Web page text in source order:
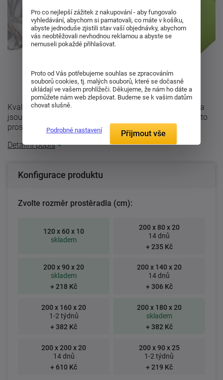
Kvalitní jersey prostěradlo kiwi barvy. Jersey prostěradla
jsou napínací, opatřena gumou v tunýlku.K výrobě těchto
prostěradel je používána ...
Detailní popis
Konfigurace produktu
Zvolte rozměr prostěradla (cm):
120 x 60 x 10
skladem
200 x 80 x 20
14 dnů
+ 235 Kč
200 x 90 x 20
skladem
+ 218 Kč
200 x 140 x 20
14 dnů
+ 306 Kč
200 x 160 x 20
1-2 týdnů
+ 382 Kč
200 x 180 x 20
skladem
+ 382 Kč
200 x 200 x 20
14 dnů
+ 610 Kč
200 x 90 x 25
1-2 týdnů
+ 219 Kč
Pro co nejlepší zážitek z nakupování - aby fungovalo
vyhledávání, abychom si pamatovali, co máte v košíku,
abyste jednoduše zjistili stav vaší objednávky, abychom
vás neobtěžovali nevhodnou reklamou a abyste se
nemuseli pokaždé přihlašovat.
Proto od Vás potřebujeme souhlas se zpracováním
souborů cookies, tj. malých souborů, které se dočasně
ukládají ve vašem prohlížeči. Děkujeme, že nám ho dáte a
pomůžete nám web zlepšovat. Budeme se k vašim datům
chovat slušně.
Podrobné nastavení Přijmout vše